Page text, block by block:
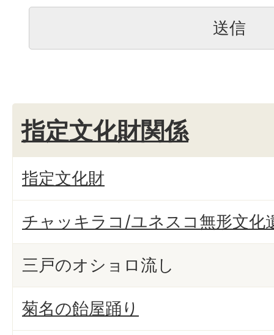
指定文化財関係
指定文化財
チャッキラコ/ユネスコ無形文化
三戸のオショロ流し
菊名の飴屋踊り